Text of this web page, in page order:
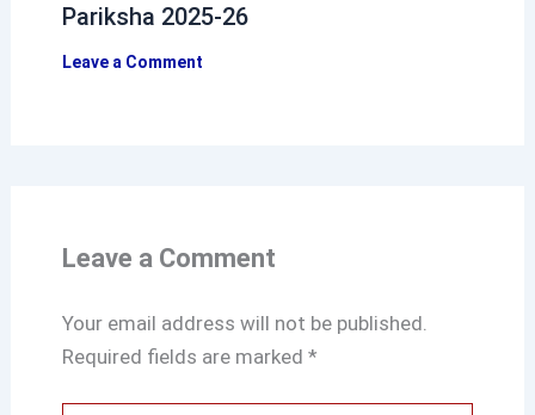
Pariksha 2025-26
Leave a Comment
Leave a Comment
Your email address will not be published.
Required fields are marked *